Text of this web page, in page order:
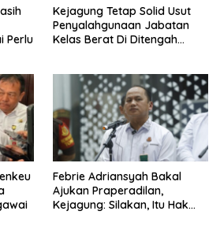
Perlu
Kejagung Tetap Solid Usut
Penyalahgunaan Jabatan
Kelas Berat Di Ditengah
Febrie Adriansyah Bakal
Ajukan Praperadilan,
Kejagung: Silakan, Itu Hak